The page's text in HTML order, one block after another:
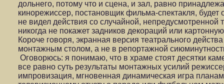
дольнего, потому что и сцена, и зал, равно
кинорежиссер, постановщик фильма-спектакля, будет
не видел действия со случайной, непредусмотренной
никогда не покажет задников декораций или
Короче говоря, экранная версия театрального
монтажным столом, а не в репортажной
Оговорюсь: я понимаю, что в храме стоят десятки
все равно суть результаты монтажных усилий
импровизация, мгновенная динамическая игра